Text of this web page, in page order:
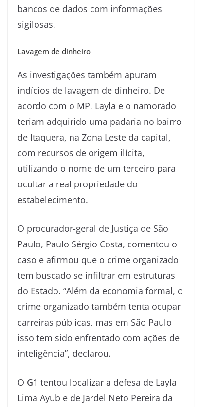
bancos de dados com informações
sigilosas.
Lavagem de dinheiro
As investigações também apuram
indícios de lavagem de dinheiro. De
acordo com o MP, Layla e o namorado
teriam adquirido uma padaria no bairro
de Itaquera, na Zona Leste da capital,
com recursos de origem ilícita,
utilizando o nome de um terceiro para
ocultar a real propriedade do
estabelecimento.
O procurador-geral de Justiça de São
Paulo, Paulo Sérgio Costa, comentou o
caso e afirmou que o crime organizado
tem buscado se infiltrar em estruturas
do Estado. “Além da economia formal, o
crime organizado também tenta ocupar
carreiras públicas, mas em São Paulo
isso tem sido enfrentado com ações de
inteligência”, declarou.
O G1 tentou localizar a defesa de Layla
Lima Ayub e de Jardel Neto Pereira da